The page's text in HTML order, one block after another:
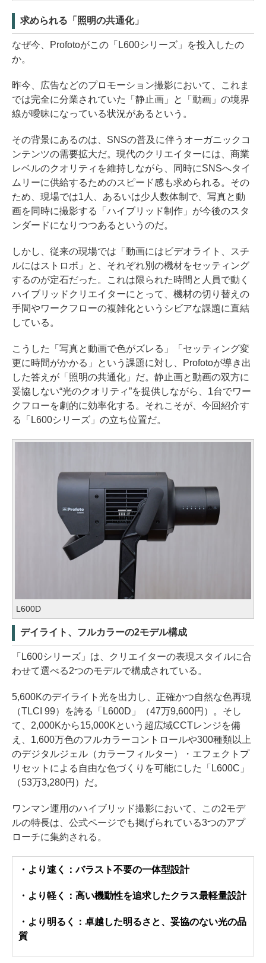
求められる「照明の共通化」
なぜ今、Profotoがこの「L600シリーズ」を投入したの
か。
昨今、広告などのプロモーション撮影において、これま
では完全に分業されていた「静止画」と「動画」の境界
線が曖昧になっている状況があるという。
その背景にあるのは、SNSの普及に伴うオーガニックコ
ンテンツの需要拡大だ。現代のクリエイターには、商業
レベルのクオリティを維持しながら、同時にSNSへタイ
ムリーに供給するためのスピード感も求められる。その
ため、現場では1人、あるいは少人数体制で、写真と動
画を同時に撮影する「ハイブリッド制作」が今後のスタ
ンダードになりつつあるというのだ。
しかし、従来の現場では「動画にはビデオライト、スチ
ルにはストロボ」と、それぞれ別の機材をセッティング
するのが定石だった。これは限られた時間と人員で動く
ハイブリッドクリエイターにとって、機材の切り替えの
手間やワークフローの複雑化というシビアな課題に直結
している。
こうした「写真と動画で色がズレる」「セッティング変
更に時間がかかる」という課題に対し、Profotoが導き出
した答えが「照明の共通化」だ。静止画と動画の双方に
妥協しない“光のクオリティ”を提供しながら、1台でワー
クフローを劇的に効率化する。それこそが、今回紹介す
る「L600シリーズ」の立ち位置だ。
L600D
デイライト、フルカラーの2モデル構成
「L600シリーズ」は、クリエイターの表現スタイルに合
わせて選べる2つのモデルで構成されている。
5,600Kのデイライト光を出力し、正確かつ自然な色再現
（TLCI 99）を誇る「L600D」（47万9,600円）。そし
て、2,000Kから15,000Kという超広域CCTレンジを備
え、1,600万色のフルカラーコントロールや300種類以上
のデジタルジェル（カラーフィルター）・エフェクトプ
リセットによる自由な色づくりを可能にした「L600C」
（53万3,280円）だ。
ワンマン運用のハイブリッド撮影において、この2モデ
ルの特長は、公式ページでも掲げられている3つのアプ
ローチに集約される。
・より速く：バラスト不要の一体型設計
・より軽く：高い機動性を追求したクラス最軽量設計
・より明るく：卓越した明るさと、妥協のない光の品
質